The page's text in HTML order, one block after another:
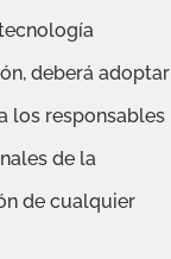
deberá adoptar
los responsables
de la
de cualquier